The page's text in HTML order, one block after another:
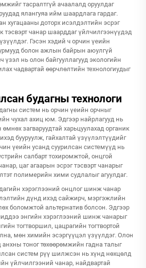
тасралтгүй ачаалалд оруулдаг
ялангуяа ийм шаардлага гардаг.
хугацааны доторх исэлдэлтийн эсрэг
тэсвэрт чанар шаарддаг үйлчилгээнүүдэд
Гэсэн хэдий ч орчин үеийн
болон ажлын байрын аюулгүй
үзэл нь олон байгууллагууд экологийн
чадвартай өөрчлөлтийн технологиудыг
будагны технологи
систем нь орчин үеийн орчныг
чухал ахиц юм. Эдгээр найрлагууд нь
өмнөх загваруудтай харьцуулахад органик
бууруулж, гайхалтай үзүүлэлтүүдийг
үеийн усанд суурилсан системүүд нь
салбарт тохиромжтой, онцгой
цаг агаарын эсрэг тэсвэрт чанарыг
полимерийн хими судлалыг агуулдаг.
хэрэглээний онцлог шинж чанар
дүнд ихэд сайжирч, мэргэжлийн
боломжтой альтернатив болсон. Эдгээр
энгийн хэрэглээний шинж чанарыг
тогтворшил, цацрагийн тогтвортой
мөн химийн эсэргүүцэл үзүүлдэг. Олон
анхны тоног төхөөрөмжийн гадна талыг
систем рүү шилжсэн нь хүнд нөхцөлд
үйлчилгээний чанар, найдвартай